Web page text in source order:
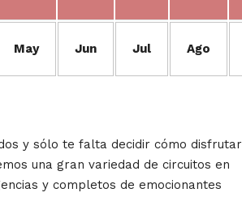
May Jun Jul Ago
y sólo te falta decidir cómo disfrutar
una gran variedad de circuitos en
y completos de emocionantes